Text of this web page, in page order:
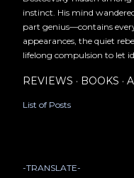
instinct. His mind
part genius—contains
appearances, the quiet
lifelong compulsion to let
REVIEWS BOOKS
List of Posts
-TRANSLATE-